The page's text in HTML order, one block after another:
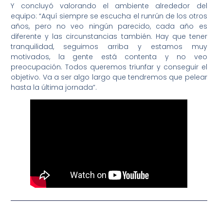
Y concluyó valorando el ambiente alrededor del
equipo: “Aquí siempre se escucha el runrún de los otros
años, pero no veo ningún parecido, cada año es
diferente y las circunstancias también. Hay que tener
tranquilidad, seguimos arriba y estamos muy
motivados, la gente está contenta y no veo
preocupación. Todos queremos triunfar y conseguir el
objetivo. Va a ser algo largo que tendremos que pelear
hasta la última jornada”.